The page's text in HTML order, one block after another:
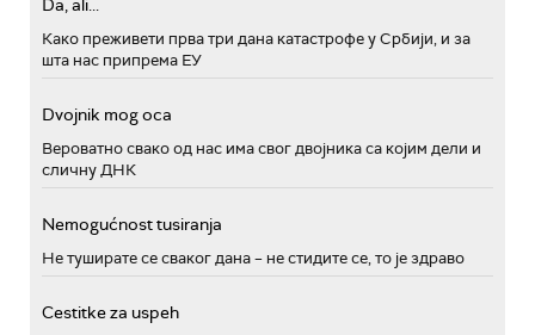
Da, ali...
Како преживети прва три дана катастрофе у Србији, и за
шта нас припрема ЕУ
Dvojnik mog oca
Вероватно свако од нас има свог двојника са којим дели и
сличну ДНК
Nemogućnost tusiranja
Не туширате се сваког дана – не стидите се, то је здраво
Cestitke za uspeh